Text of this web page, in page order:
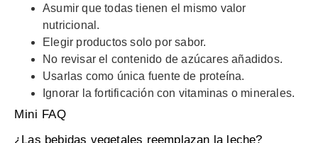
Asumir que todas tienen el mismo valor
nutricional.
Elegir productos solo por sabor.
No revisar el contenido de azúcares añadidos.
Usarlas como única fuente de proteína.
Ignorar la fortificación con vitaminas o minerales.
Mini FAQ
¿Las bebidas vegetales reemplazan la leche?